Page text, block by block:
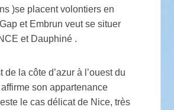
)se placent volontiers en
et Embrun veut se situer
et Dauphiné .
de la côte d’azur à l’ouest du
son appartenance
le cas délicat de Nice, très